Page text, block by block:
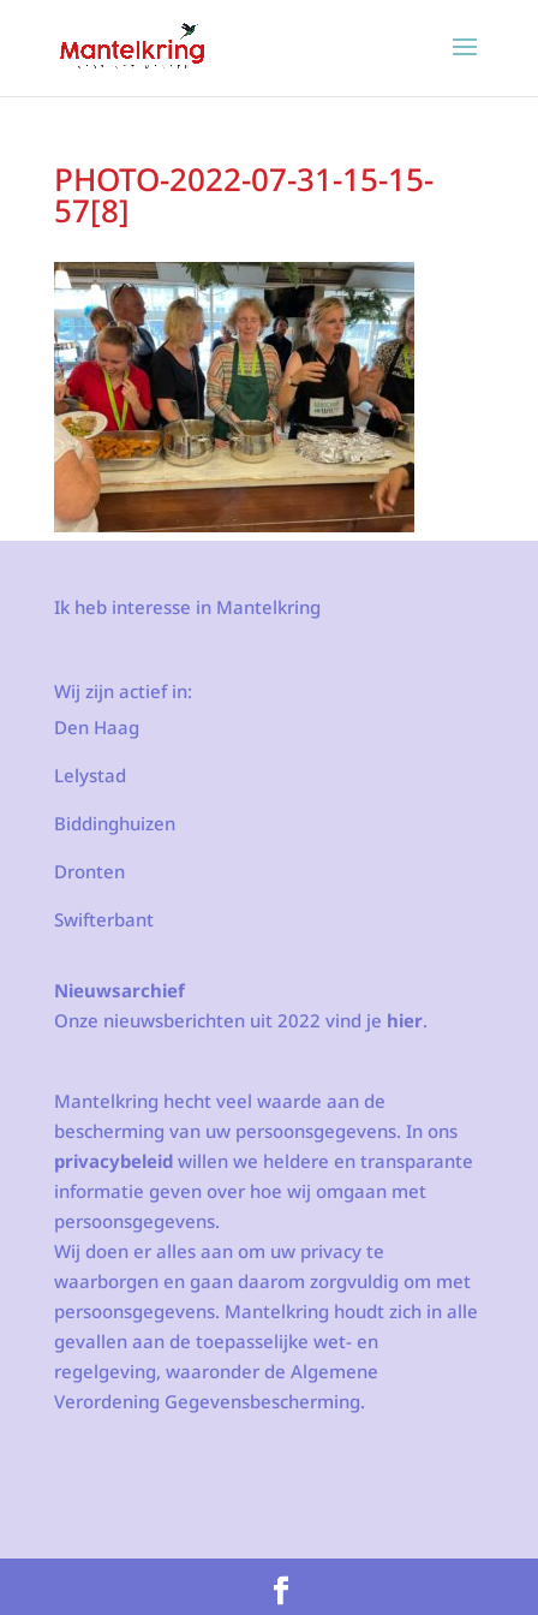
PHOTO-2022-07-31-15-15-
57[8]
Ik heb interesse in Mantelkring
Wij zijn actief in:
Den Haag
Lelystad
Biddinghuizen
Dronten
Swifterbant
Nieuwsarchief
Onze nieuwsberichten uit 2022 vind je hier.
Mantelkring hecht veel waarde aan de
bescherming van uw persoonsgegevens. In ons
privacybeleidwillen we heldere en transparante
informatie geven over hoe wij omgaan met
persoonsgegevens.
Wij doen er alles aan om uw privacy te
waarborgen en gaan daarom zorgvuldig om met
persoonsgegevens. Mantelkring houdt zich in alle
gevallen aan de toepasselijke wet- en
regelgeving, waaronder de Algemene
Verordening Gegevensbescherming.